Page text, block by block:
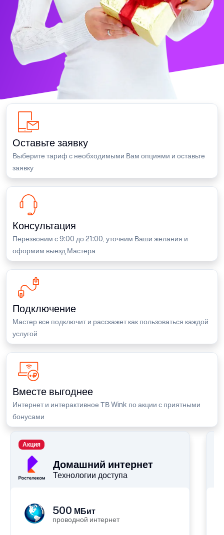
Оставьте заявку
Выберите тариф с необходимыми Вам опциями и оставьте
заявку
Консультация
Перезвоним с 9:00 до 21:00, уточним Ваши желания и
оформим выезд Мастера
Подключение
Мастер все подключит и расскажет как пользоваться каждой
услугой
Вместе выгоднее
Интернет и интерактивное ТВ Wink по акции с приятными
бонусами
Домашний интернет
Технологии доступа
Акция
500 МБит
проводной интернет